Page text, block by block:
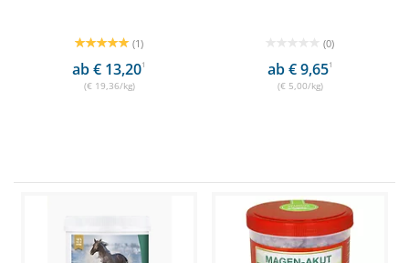
(1)
ab € 13,201
(€ 19,36/kg)
(0)
ab € 9,651
(€ 5,00/kg)